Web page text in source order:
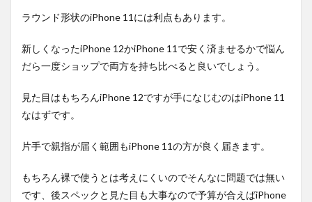
ラウンド形状のiPhone 11には利点もあります。
新しくなったiPhone 12かiPhone 11で安く済ませるかで悩ん
だら一度ショップで両方を持ち比べると良いでしょう。
見た目はもちろんiPhone 12ですが手になじむのはiPhone 11
なはずです。
片手で親指が届く範囲もiPhone 11の方が良く届きます。
もちろん裸で使うとは考えにくいのでそんなに問題では無い
です、後スペックと見た目も大事なので予算が合えばiPhone